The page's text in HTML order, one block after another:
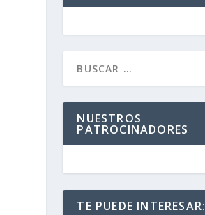
NUESTROS
PATROCINADORES
TE PUEDE INTERESAR: